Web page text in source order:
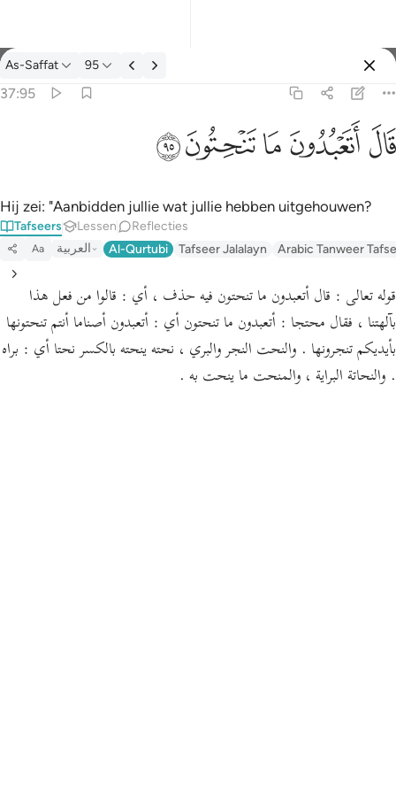
Tafseer: As-Saffat 37:95
As-Saffat 95
37:95
ﲟﲠﲡﲢﲣ
Hij zei: "Aanbidden jullie wat jullie hebben uitgehouwen?
Tafseers Lessen Reflecties
Aa العربية Al-Qurtubi Tafseer Jalalayn Arabic Tanweer
قوله تعالى : قال أتعبدون ما تنحتون فيه حذف ، أي : قالوا من فعل هذا
بآلهتنا ، فقال محتجا : أتعبدون ما تنحتون أي : أتعبدون أصناما أنتم تنحتونها
بأيديكم تنجرونها . والنحت النجر والبري ، نحته ينحته بالكسر نحتا أي : براه
. والنحاتة البراية ، والمنحت ما ينحت به .